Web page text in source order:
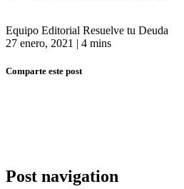
Equipo Editorial Resuelve tu Deuda
27 enero, 2021 | 4 mins
Comparte este post
Post navigation